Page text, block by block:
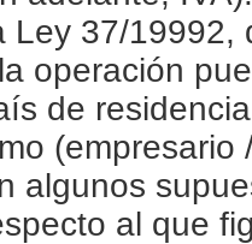
Ley 37/
operación
de
algunos
al que